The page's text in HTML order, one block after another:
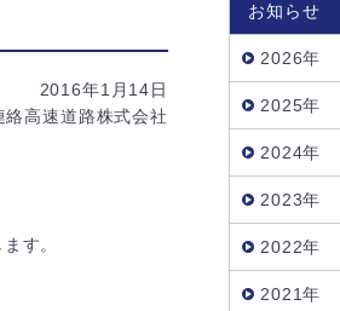
2016年1月14日
絡高速道路株式会社
す。
お知らせ
2026年
2025年
2024年
2023年
2022年
2021年